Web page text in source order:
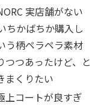
実店舗がない
ちかばちか購入し
う柄ペラペラ素材
つつあったけど、と
まくりたい
上コートが良すぎ